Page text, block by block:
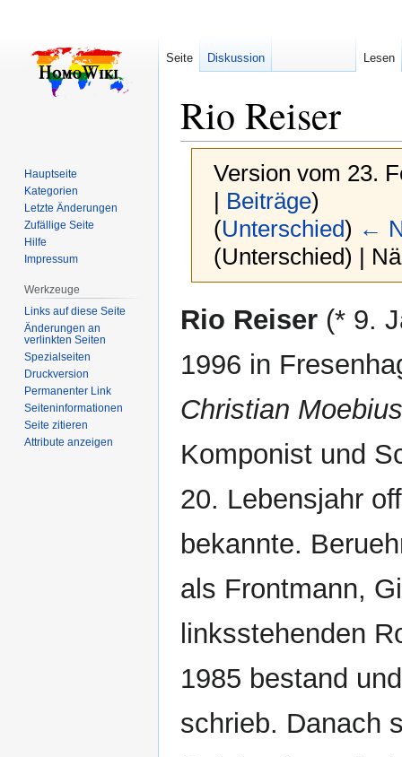
Rio Reiser
Version vom 23.
| Beiträge)
(Unterschied) ←
(Unterschied) |
Navigation
Suche
Rio Reiser (* 9.
1996 in
Christian Moebius
Komponist und
20. Lebensjahr
bekannte.
als Frontmann,
linksstehenden
1985 bestand
schrieb. Danach
Seite Diskussion Lesen
Hauptseite
Kategorien
Letzte Änderungen
Zufällige Seite
Hilfe
Impressum
Werkzeuge
Links auf diese Seite
Änderungen an
verlinkten Seiten
Spezialseiten
Druckversion
Permanenter Link
Seiten­­informationen
Seite zitieren
Attribute anzeigen